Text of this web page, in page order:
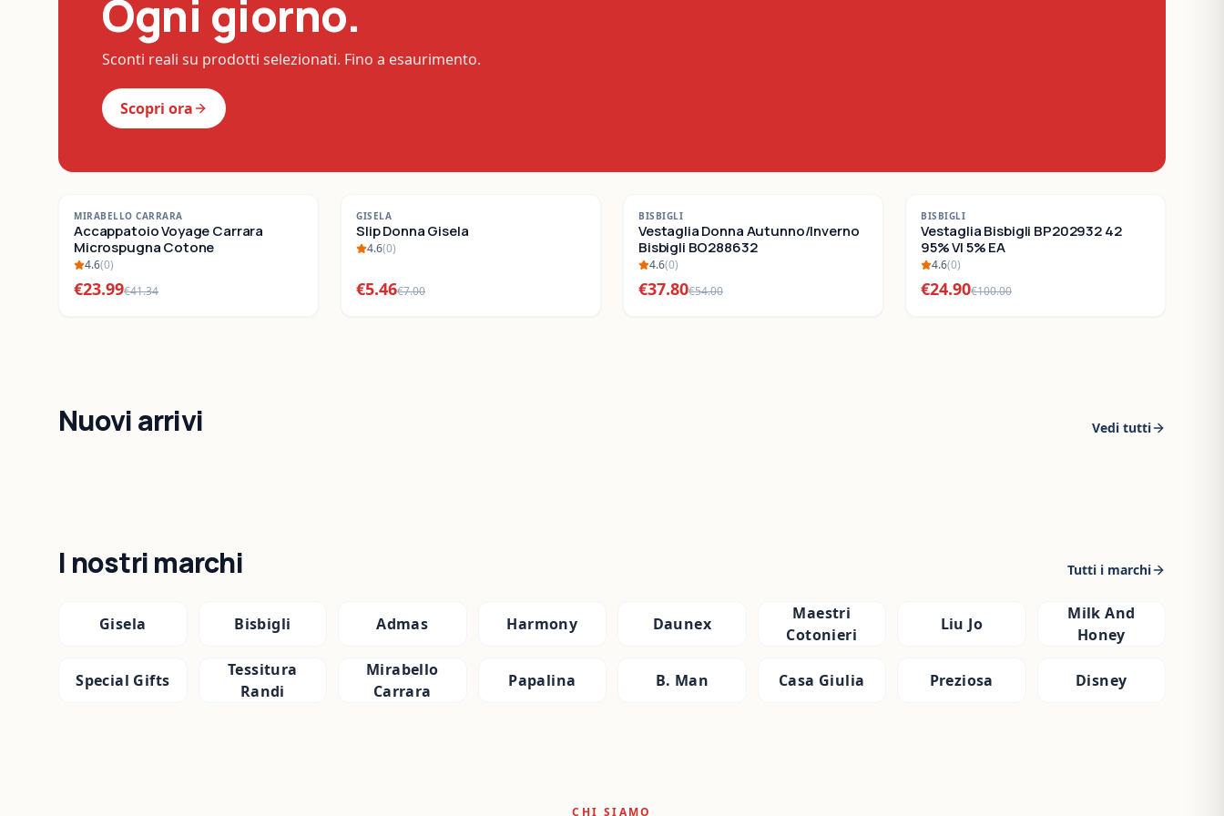
Ogni giorno.
Sconti reali su prodotti selezionati. Fino a esaurimento.
Scopri ora
- 42%
SALDI
MIRABELLO CARRARA
Accappatoio Voyage Carrara
Microspugna Cotone
4.6(0)
€23.99€41.34
-22%
SALDI
GISELA
Slip Donna Gisela
4.6(0)
€5.46€7.00
-30%
SALDI
BISBIGLI
Vestaglia Donna Autunno/Inverno
Bisbigli BO288632
4.6(0)
€37.80€54.00
-75%
SALDI
BISBIGLI
Vestaglia Bisbigli BP202932 42
95% VI 5% EA
4.6(0)
€24.90€100.00
Nuovi arrivi Vedi tutti
I nostri marchi Tutti i marchi
Gisela Bisbigli Admas Harmony Daunex
Maestri
Cotonieri
Liu Jo
Milk And
Honey
Special Gifts
Tessitura
Randi
Mirabello
Carrara
Papalina B. Man Casa Giulia Preziosa Disney
CHI SIAMO